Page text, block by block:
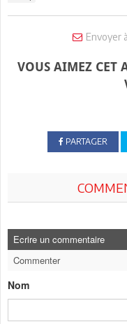
Envoyer
VOUS AIMEZ CET
PARTAGER
Ecrire un commentaire
Commenter
Nom